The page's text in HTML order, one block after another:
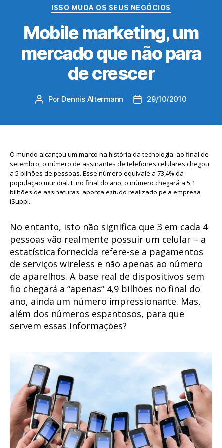
Categorias
ISSO MUDA OS SEUS NEGÓCIOS
Mobile marketing, um
mercado que não para
de crescer
Autor
Por Dennis Altermann
Data29/10/2010
O mundo alcançou um marco na história da tecnologia: ao final de
setembro, o número de assinantes de telefones celulares chegou
a 5 bilhões de pessoas. Esse número equivale a 73,4% da
população mundial. E no final do ano, o número chegará a 5,1
bilhões de assinaturas, aponta estudo realizado pela empresa
iSuppi.
No entanto, isto não significa que 3 em cada 4
pessoas vão realmente possuir um celular – a
estatística fornecida refere-se a pagamentos
de serviços wireless e não apenas ao número
de aparelhos. A base real de dispositivos sem
fio chegará a “apenas” 4,9 bilhões no final do
ano, ainda um número impressionante. Mas,
além dos números espantosos, para que
servem essas informações?